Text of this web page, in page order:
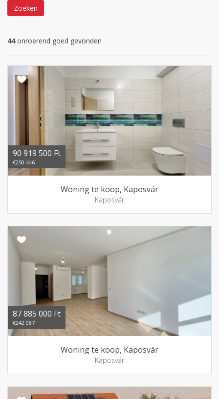
Zoeken
44onroerend goed gevonden
90 919 500 Ft
€250 446
Woning te koop, Kaposvár
Kaposvár
87 885 000 Ft
€242 087
Woning te koop, Kaposvár
Kaposvár